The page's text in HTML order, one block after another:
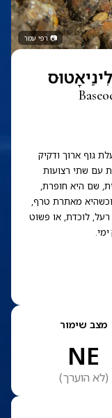
📷רפי עמר
גוף ארוך ודקיק
עם שתי רצועות
שם היא חופרת,
וכשהיא מאתרת טרף,
לוכדת, או פשוט
מצב שימור
NE
(לא הוערך)